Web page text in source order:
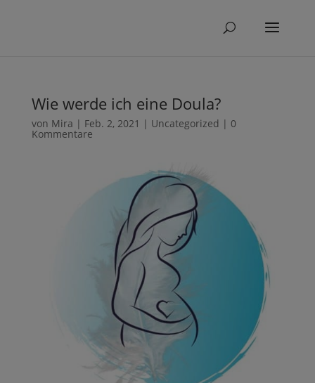
Wie werde ich eine Doula?
von Mira | Feb. 2, 2021 | Uncategorized | 0
Kommentare